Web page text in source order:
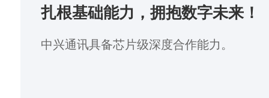
扎根基础能力，拥抱数字未来！
中兴通讯具备芯片级深度合作能力。